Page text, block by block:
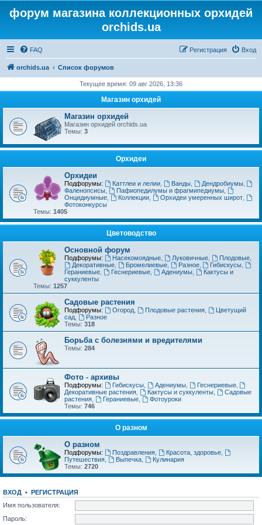
форум магазина коллекционных орхидей
orchids.ua
FAQ Вход
Регистрация
orchids.ua Список форумов
Текущее время: 09 авг 2026, 13:36
Магазин орхидей
Магазин орхидей
Магазин орхидей orchids.ua
Темы: 3
Орхидеи
Орхидеи
Подфорумы: Каттлеи и лелии, Ванды, Дендробиумы,
Фаленопсисы
Пафиопедилумы и фрагмипедиумы,
Онцидиумные
Коллекции, Орхидеи умеренных широт,
Фотоконкурсы
Темы: 1405
Цветоводство
Основной форум
Подфорумы: Насекомоядные, Луковичные, Плодовые,
Декоративные, Бромелиевые, Разное, Гибискусы
Гераниевые
Геснериевые, Адениумы,
Кактусы и
суккуленты
Темы: 1257
Садовые растения
Подфорумы: Огород, Плодовые растения,
Цветущий
сад
Разное
Темы: 318
Борьба с болезнями и вредителями
Темы: 284
Фото - архивы
Подфорумы: Гибискусы, Адениумы, Геснериевые,
Декоративные растения
Кактусы и суккуленты,
Садовые
растения
Гераниевые,
Фотоуроки
Темы: 746
О разном
О разном
Подфорумы: Поздравления, Красота, здоровье,
Путешествия
Выпечка,
Кулинария
Темы: 2720
ВХОД • РЕГИСТРАЦИЯ
Имя пользователя:
Пароль: